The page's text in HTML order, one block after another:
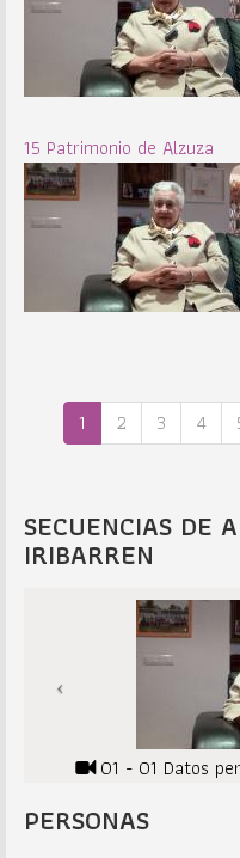
15 Patrimonio de Alzuza
1 2 3 4
SECUENCIAS DE
IRIBARREN
01 - 01 Datos
PERSONAS